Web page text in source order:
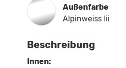
Außenfarbe
Alpinweiss Iii
Beschreibung
Innen: